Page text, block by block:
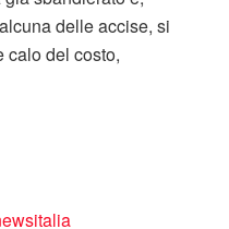
delle accise, si
calo del costo,